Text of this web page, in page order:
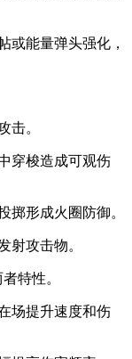
或能量弹头强化，
击。
穿梭造成可观伤
掷形成火圈防御。
射攻击物。
特性。
场提升速度和伤